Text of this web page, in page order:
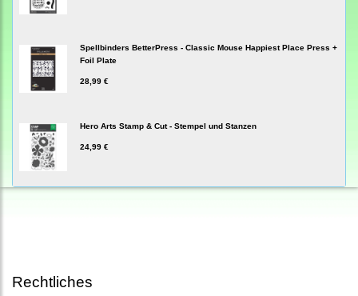
Spellbinders BetterPress - Classic Mouse Happiest Place Press +
Foil Plate
28,99 €
Hero Arts Stamp & Cut - Stempel und Stanzen
24,99 €
Rechtliches